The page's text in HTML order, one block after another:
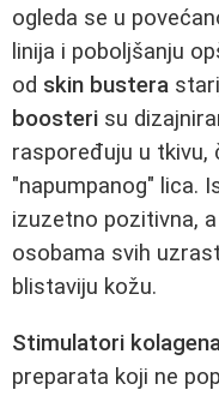
ogleda se u
linija i poboljšanju
od skin bustera
boosteri su
raspoređuju u tkivu,
"napumpanog" lica.
izuzetno pozitivna,
osobama svih
blistaviju kožu.
Stimulatori
preparata koji ne